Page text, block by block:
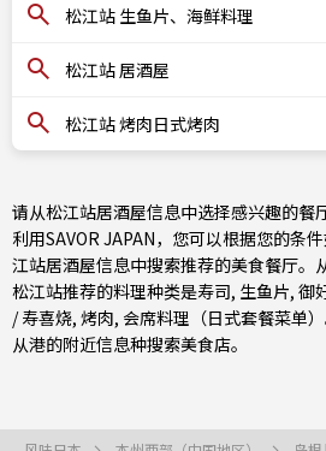
松江站 生鱼片、海鲜料理
松江站 居酒屋
松江站 烤肉日式烤肉
请从松江站居酒屋信息中选择感兴趣的餐厅
利用SAVOR JAPAN，您可以根据您的条
江站居酒屋信息中搜索推荐的美食餐厅。
松江站推荐的料理种类是寿司, 生鱼片, 御
/ 寿喜烧, 烤肉, 会席料理（日式套餐菜单）
从港的附近信息种搜索美食店。